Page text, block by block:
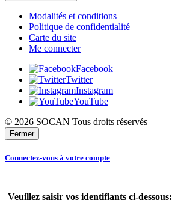
Modalités et conditions
Politique de confidentialité
Carte du site
Me connecter
Facebook
Twitter
Instagram
YouTube
© 2026 SOCAN Tous droits réservés
Fermer
Connectez-vous à votre compte
Veuillez saisir vos identifiants ci-dessous: